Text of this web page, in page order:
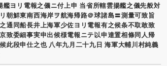
艦ヨリ電報之儀ニ付上申 当省所轄雲揚艦之儀先般対
朝鮮東南西海岸ヲ航海帰路＠球諸島〓測量可致旨
通同船長井上海軍少佐ヨリ電報有之候条不取敢致
致委細事実申出候様電報ニテ以申達置相條同人帰
此段申仕之也 八年九月二十九日 海軍大輔川村純義